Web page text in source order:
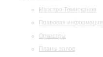
Маэстро Темирканов
Правовая информация
Оркестры
Планы залов